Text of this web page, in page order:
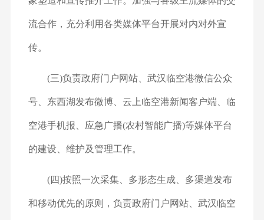
流合作，充分利用各类媒体平台开展对内对外宣
传。
(三)负责政府门户网站、武汉临空港微信公众
号、东西湖发布微博、云上临空港新闻客户端、临
空港手机报、应急广播(农村智能广播)等媒体平台
的建设、维护及管理工作。
(四)按照一次采集、多形态生成、多渠道发布
和移动优先的原则，负责政府门户网站、武汉临空